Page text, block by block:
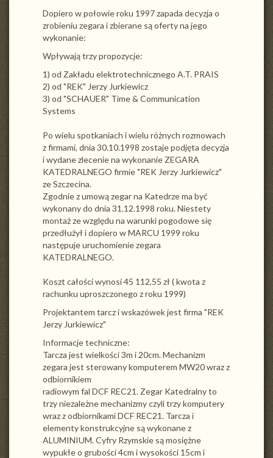
Dopiero w połowie roku 1997 zapada decyzja o
zrobieniu zegara i zbierane są oferty na jego
wykonanie:
Wpływają trzy propozycje:
1) od Zakładu elektrotechnicznego A.T. PRAIS
2) od "REK" Jerzy Jurkiewicz
3) od "SCHAUER" Time & Communication
Systems
Po wielu spotkaniach i wielu różnych rozmowach
z firmami, dnia 30.10.1998 zostaje podjęta decyzja
i wydane zlecenie na wykonanie ZEGARA
KATEDRALNEGO firmie "REK Jerzy Jurkiewicz"
ze Szczecina.
Zgodnie z umową zegar na Katedrze ma być
wykonany do dnia 31.12.1998 roku. Niestety
montaż ze względu na warunki pogodowe się
przedłużył i dopiero w MARCU 1999 roku
następuje uruchomienie zegara
KATEDRALNEGO.
Koszt całości wynosi 45 112,55 zł ( kwota z
rachunku uproszczonego z roku 1999)
Projektantem tarcz i wskazówek jest firma "REK
Jerzy Jurkiewicz"
Informacje techniczne:
Tarcza jest wielkości 3m i 20cm. Mechanizm
zegara jest sterowany komputerem MW20 wraz z
odbiornikiem
radiowym fal DCF REC21. Zegar Katedralny to
trzy niezależne mechanizmy czyli trzy komputery
wraz z odbiornikami DCF REC21. Tarcza i
elementy konstrukcyjne są wykonane z
ALUMINIUM. Cyfry Rzymskie są mosiężne
wypukłe o grubości 4cm i wysokości 15cm i